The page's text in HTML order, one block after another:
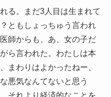
る。まだ3人目は生まれて
ともしょっちゅう言われ
師からも、あ、女の子だ
ら言われた。わたしは本
まわりはよかったねー、
悪気なんてないと思う
それより経済的なことを